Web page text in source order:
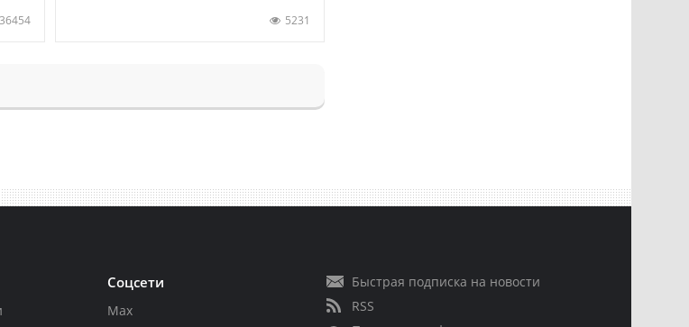
36454 5231
Соцсети
Max
Быстрая подписка на новости
RSS